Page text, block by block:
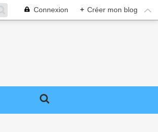
Connexion + Créer mon blog